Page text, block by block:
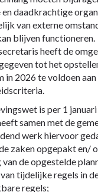
daadkrachtige
van externe
blijven functioneren.
heeft de
tot het
in 2026 te voldoen aan
is per 1
samen met de
werk hiervoor
zaken opgepakt en/
van de opgestelde
tijdelijke regels in
regels;